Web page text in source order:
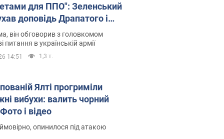
для ППО": Зеленський
доповідь Драпатого і
нові кроки
він обговорив з головкомом
питання в українській армії
14:51 1,3 т.
Ялті прогриміли
вибухи: валить чорний
і відео
опинилося під атакою